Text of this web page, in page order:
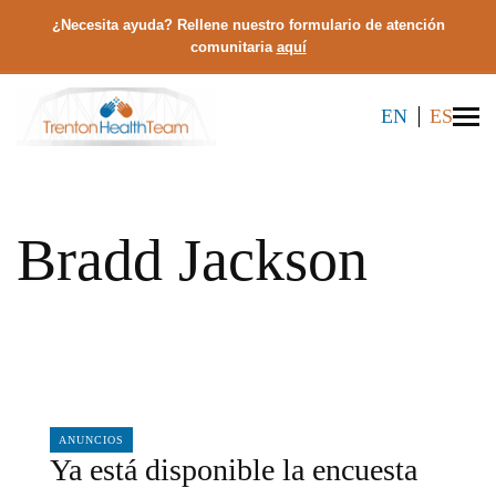
¿Necesita ayuda? Rellene nuestro formulario de atención
comunitaria aquí
EN ES
Bradd Jackson
ANUNCIOS
11/22/2022
Ya está disponible la encuesta